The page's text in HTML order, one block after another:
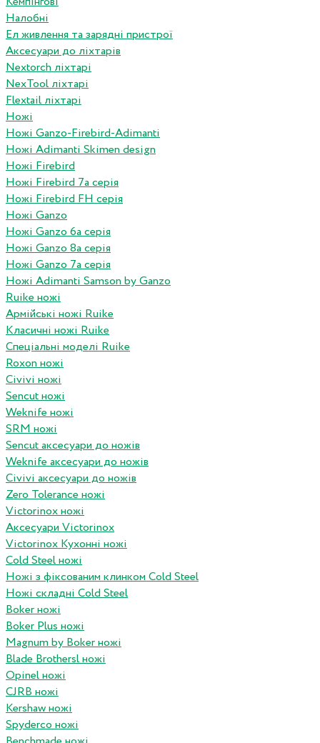
Налобні
Ел живлення та зарядні пристрої
Аксесуари до ліхтарів
Nextorch ліхтарі
NexTool ліхтарі
Flextail ліхтарі
Ножі
Ножі Ganzo-Firebird-Adimanti
Ножі Adimanti Skimen design
Ножі Firebird
Ножі Firebird 7а серія
Ножі Firebird FH серія
Ножі Ganzo
Ножі Ganzo 6а серія
Ножі Ganzo 8а серія
Ножі Ganzo 7а серія
Ножі Adimanti Samson by Ganzo
Ruike ножі
Армійські ножі Ruike
Класичні ножі Ruike
Спеціальні моделі Ruike
Roxon ножi
Civivi ножі
Sencut ножі
Weknife ножі
SRM ножі
Sencut аксесуари до ножів
Weknife аксесуари до ножів
Civivi аксесуари до ножів
Zero Tolerance ножі
Victorinox ножі
Аксесуари Victorinox
Victorinox Кухонні ножі
Cold Steel ножі
Ножі з фіксованим клинком Cold Steel
Ножі складні Cold Steel
Boker ножі
Boker Plus ножі
Magnum by Boker ножі
Blade Brothersl ножі
Opinel ножі
CJRB ножі
Kershaw ножі
Spyderco ножі